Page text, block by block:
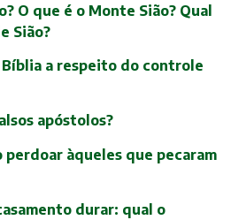
O que é o Monte Sião? Qual
Sião?
Bíblia a respeito do controle
apóstolos?
perdoar àqueles que pecaram
durar: qual o